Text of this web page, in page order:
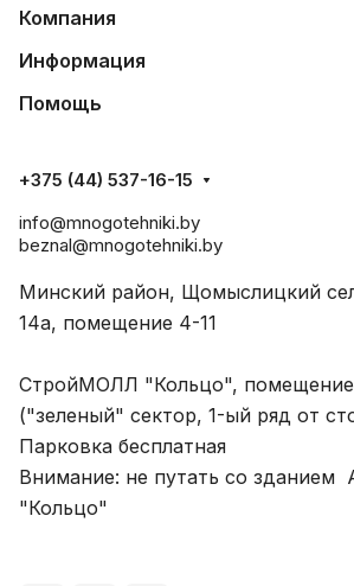
Компания
Информация
Помощь
+375 (44) 537-16-15
info@mnogotehniki.by
beznal@mnogotehniki.by
Минский район, Щомыслицкий
14а, помещение 4-11
СтройМОЛЛ "Кольцо",
("зеленый" сектор, 1-ый ряд от
Парковка бесплатная
Внимание: не путать со
"Кольцо"